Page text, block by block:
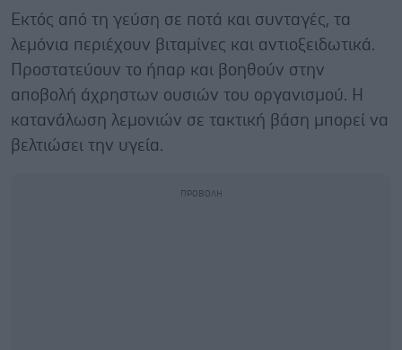
Εκτός από τη γεύση σε ποτά και συνταγές, τα
λεμόνια περιέχουν βιταμίνες και αντιοξειδωτικά.
Προστατεύουν το ήπαρ και βοηθούν στην
αποβολή άχρηστων ουσιών του οργανισμού. Η
κατανάλωση λεμονιών σε τακτική βάση μπορεί να
βελτιώσει την υγεία.